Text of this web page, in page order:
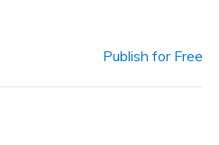
Publish for Free